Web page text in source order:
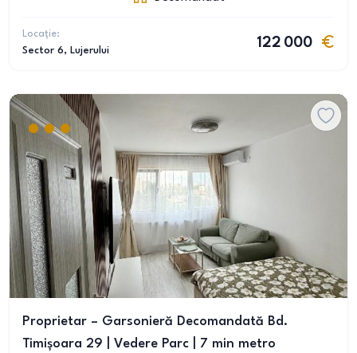
Locație:
Sector 6, Lujerului
122 000
Proprietar – Garsonieră Decomandată Bd.
Timișoara 29 | Vedere Parc | 7 min metro